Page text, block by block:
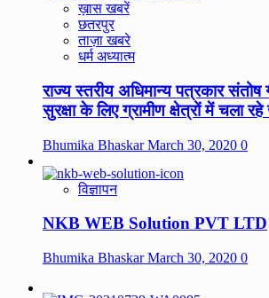
ख़ास खबरें
छतरपुर
ताज़ा खबरे
धर्म अध्यात्म
राज्य स्तरीय अधिमान्य पत्रकार संतोष
सुरक्षा के लिए ग्रामीण क्षेत्रों में चला
Bhumika BhaskarMarch 30, 2020 0
विज्ञापन
NKB WEB Solution PVT LTD
Bhumika BhaskarMarch 30, 2020 0